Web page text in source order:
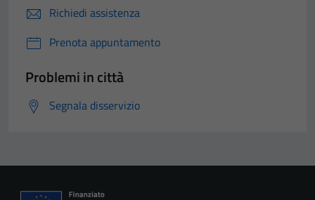
Richiedi assistenza
Prenota appuntamento
Problemi in città
Segnala disservizio